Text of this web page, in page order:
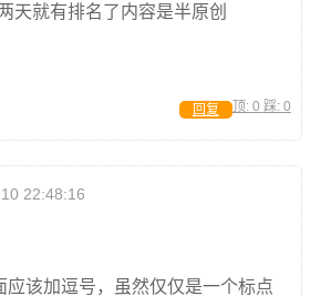
天就有排名了内容是半原创
顶: 0 踩: 0
回复
22:48:16
应该加逗号，虽然仅仅是一个标点